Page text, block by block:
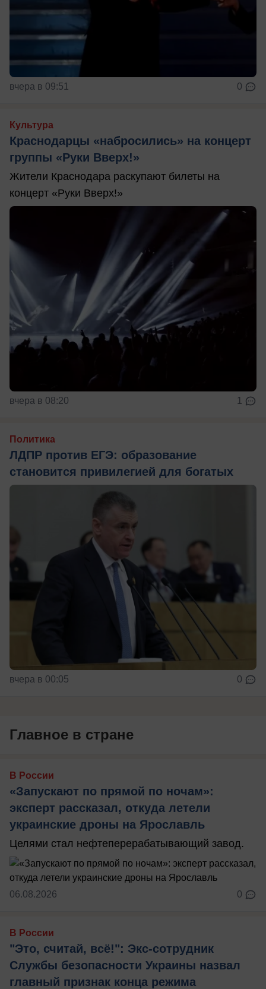
вчера в 09:51 0
Культура
Краснодарцы «набросились» на концерт
группы «Руки Вверх!»
Жители Краснодара раскупают билеты на
концерт «Руки Вверх!»
вчера в 08:20 1
Политика
ЛДПР против ЕГЭ: образование
становится привилегией для богатых
вчера в 00:05 0
Главное в стране
В России
«Запускают по прямой по ночам»:
эксперт рассказал, откуда летели
украинские дроны на Ярославль
Целями стал нефтеперерабатывающий завод.
06.08.2026 0
В России
"Это, считай, всё!": Экс-сотрудник
Службы безопасности Украины назвал
главный признак конца режима